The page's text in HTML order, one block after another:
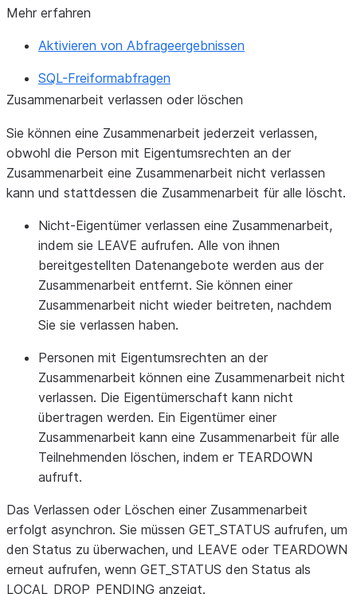
Mehr erfahren
Aktivieren von Abfrageergebnissen
SQL-Freiformabfragen
Zusammenarbeit verlassen oder löschen
Sie können eine Zusammenarbeit jederzeit verlassen,
obwohl die Person mit Eigentumsrechten an der
Zusammenarbeit eine Zusammenarbeit nicht verlassen
kann und stattdessen die Zusammenarbeit für alle löscht.
Nicht-Eigentümer verlassen eine Zusammenarbeit,
indem sie LEAVE aufrufen. Alle von ihnen
bereitgestellten Datenangebote werden aus der
Zusammenarbeit entfernt. Sie können einer
Zusammenarbeit nicht wieder beitreten, nachdem
Sie sie verlassen haben.
Personen mit Eigentumsrechten an der
Zusammenarbeit können eine Zusammenarbeit nicht
verlassen. Die Eigentümerschaft kann nicht
übertragen werden. Ein Eigentümer einer
Zusammenarbeit kann eine Zusammenarbeit für alle
Teilnehmenden löschen, indem er TEARDOWN
aufruft.
Das Verlassen oder Löschen einer Zusammenarbeit
erfolgt asynchron. Sie müssen GET_STATUS aufrufen, um
den Status zu überwachen, und LEAVE oder TEARDOWN
erneut aufrufen, wenn GET_STATUS den Status als
LOCAL_DROP_PENDING anzeigt.